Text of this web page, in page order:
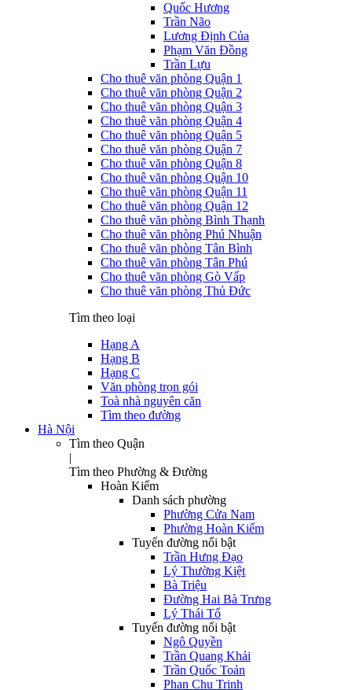
Quốc Hương
Trần Não
Lương Định Của
Phạm Văn Đồng
Trần Lựu
Cho thuê văn phòng Quận 1
Cho thuê văn phòng Quận 2
Cho thuê văn phòng Quận 3
Cho thuê văn phòng Quận 4
Cho thuê văn phòng Quận 5
Cho thuê văn phòng Quận 7
Cho thuê văn phòng Quận 8
Cho thuê văn phòng Quận 10
Cho thuê văn phòng Quận 11
Cho thuê văn phòng Quận 12
Cho thuê văn phòng Bình Thạnh
Cho thuê văn phòng Phú Nhuận
Cho thuê văn phòng Tân Bình
Cho thuê văn phòng Tân Phú
Cho thuê văn phòng Gò Vấp
Cho thuê văn phòng Thủ Đức
Tìm theo loại
Hạng A
Hạng B
Hạng C
Văn phòng trọn gói
Toà nhà nguyên căn
Tìm theo đường
Hà Nội
Tìm theo Quận
|
Tìm theo Phường & Đường
Hoàn Kiếm
Danh sách phường
Phường Cửa Nam
Phường Hoàn Kiếm
Tuyến đường nổi bật
Trần Hưng Đạo
Lý Thường Kiệt
Bà Triệu
Đường Hai Bà Trưng
Lý Thái Tổ
Tuyến đường nổi bật
Ngô Quyền
Trần Quang Khải
Trần Quốc Toản
Phan Chu Trinh